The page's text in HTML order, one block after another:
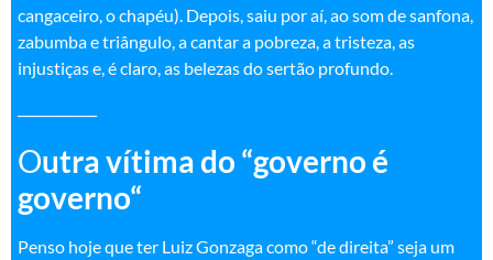
cangaceiro, o chapéu). Depois, saiu por aí, ao som de sanfona,
zabumba e triângulo, a cantar a pobreza, a tristeza, as
injustiças e, é claro, as belezas do sertão profundo.
Outra vítima do “governo é
governo“
Penso hoje que ter Luiz Gonzaga como “de direita” seja um